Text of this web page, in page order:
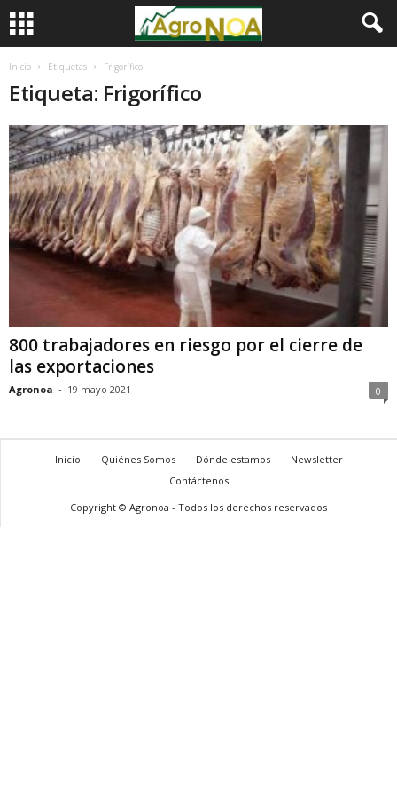
Inicio Etiquetas Frigorífico
Etiqueta: Frigorífico
800 trabajadores en riesgo por el cierre de
las exportaciones
Agronoa - 19 mayo 2021 0
Inicio Quiénes Somos Dónde estamos
Newsletter
Contáctenos
Copyright © Agronoa - Todos los derechos reservados